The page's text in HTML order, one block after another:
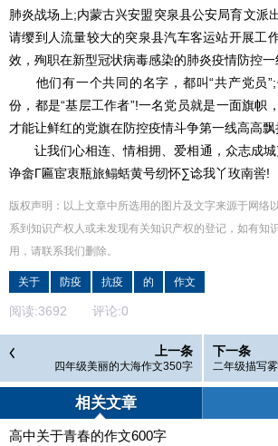
肺炎战场上;内蒙古兴安盟突泉县公安局育文派
请缨到人流量较大的突泉县汽车客运站开展工
效，殉职在新型冠状病毒感染的肺炎疫情防控
他们有一个共同的名字，都叫“共产党员”;
份，都是“基层工作者”!一名党员就是一面旗帜
才能让鲜红的党旗在防控疫情斗争第一线高高飘
让我们心相连、情相拥、爱相通，众志成城
诤畲Γ匾宦衷瓶旅鳎蛞黄号纫怀∑谂我丫玫南喾!
版权声明：以上文章中所选用的图片及文字来源于网络
系到知识产权人或未发现有关知识产权的登记，如有知
用，请联系我们删除。
关于 防疫 抗疫 的 作文
阅读:3692 评论:0
上一条
四年级美丽的大海作文350字
下一条
二年级描写
相关文章
高中关于青春的作文600字